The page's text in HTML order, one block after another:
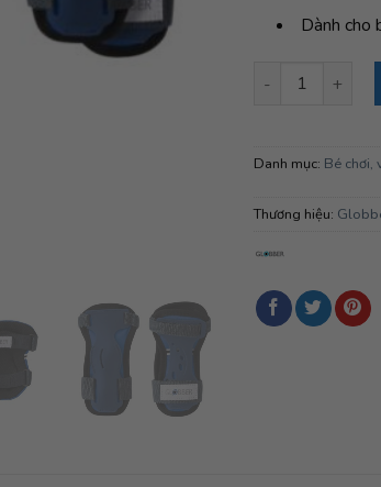
Dành
Bộ bảo hộ tay
Danh mục: Bé chơi,
Thương hiệu: